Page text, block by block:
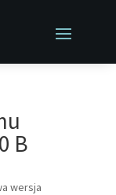
B
wersja